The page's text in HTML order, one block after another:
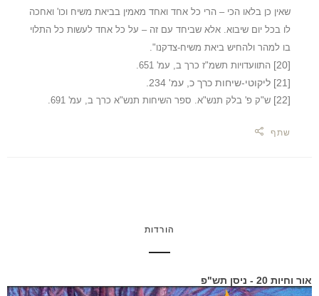
שאין כן בלאו הכי – הרי כל אחד ואחד מאמין בביאת משיח וכו' ואחכה
לו בכל יום שיבוא. אלא שביחד עם זה – על כל אחד לעשות כל התלוי
בו למהר ולהחיש ביאת משיח-צדקנו".
[20] התוועדויות תשמ"ז כרך ב, עמ' 651.
[21] ליקוטי-שיחות כרך כ, עמ' 234.
[22] ש"ק פ' בלק תנש"א. ספר השיחות תנש"א כרך ב, עמ' 691.
שתף
הורדות
אור וחיות 20 - ניסן תש"פ